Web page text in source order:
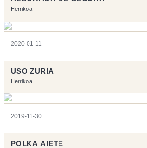
Herrikoia
2020-01-11
USO ZURIA
Herrikoia
2019-11-30
POLKA AIETE